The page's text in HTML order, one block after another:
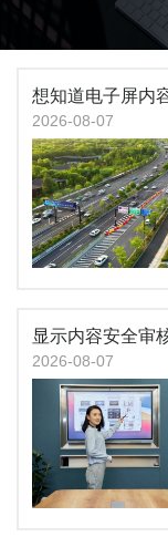
2026-08-07
2026-08-07